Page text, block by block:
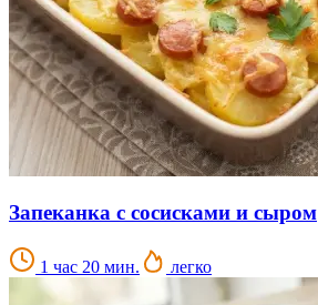
Запеканка с сосисками и сыром
1 час 20 мин. легко